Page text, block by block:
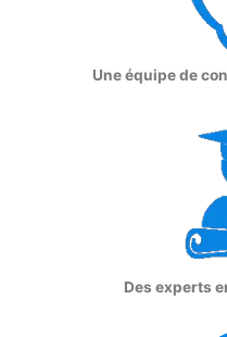
Une équipe de
Des experts